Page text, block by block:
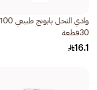
30قطعة
16.1